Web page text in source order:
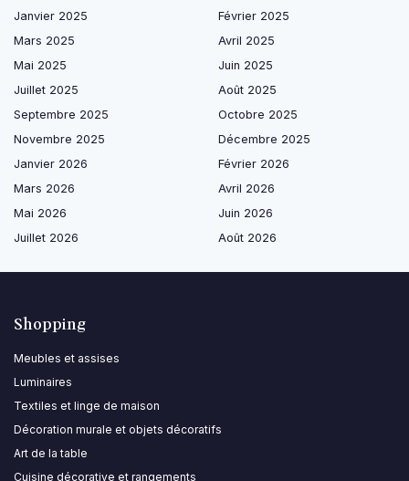
Janvier 2025
Février 2025
Mars 2025
Avril 2025
Mai 2025
Juin 2025
Juillet 2025
Août 2025
Septembre 2025
Octobre 2025
Novembre 2025
Décembre 2025
Janvier 2026
Février 2026
Mars 2026
Avril 2026
Mai 2026
Juin 2026
Juillet 2026
Août 2026
Shopping
Meubles et assises
Luminaires
Textiles et linge de maison
Décoration murale et objets décoratifs
Art de la table
Cuisine décorative et rangements